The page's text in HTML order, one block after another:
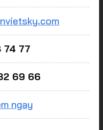
74 77
69 66
ngay